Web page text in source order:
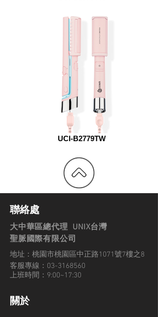
UCI-B2779TW
聯絡處
大中華區總代理 UNIX台灣
聖脈國際有限公司
地址： 桃園市桃園區中正路1071號7樓之8
客服專線：03-3168560
上班時間：9:00~17:30
關於